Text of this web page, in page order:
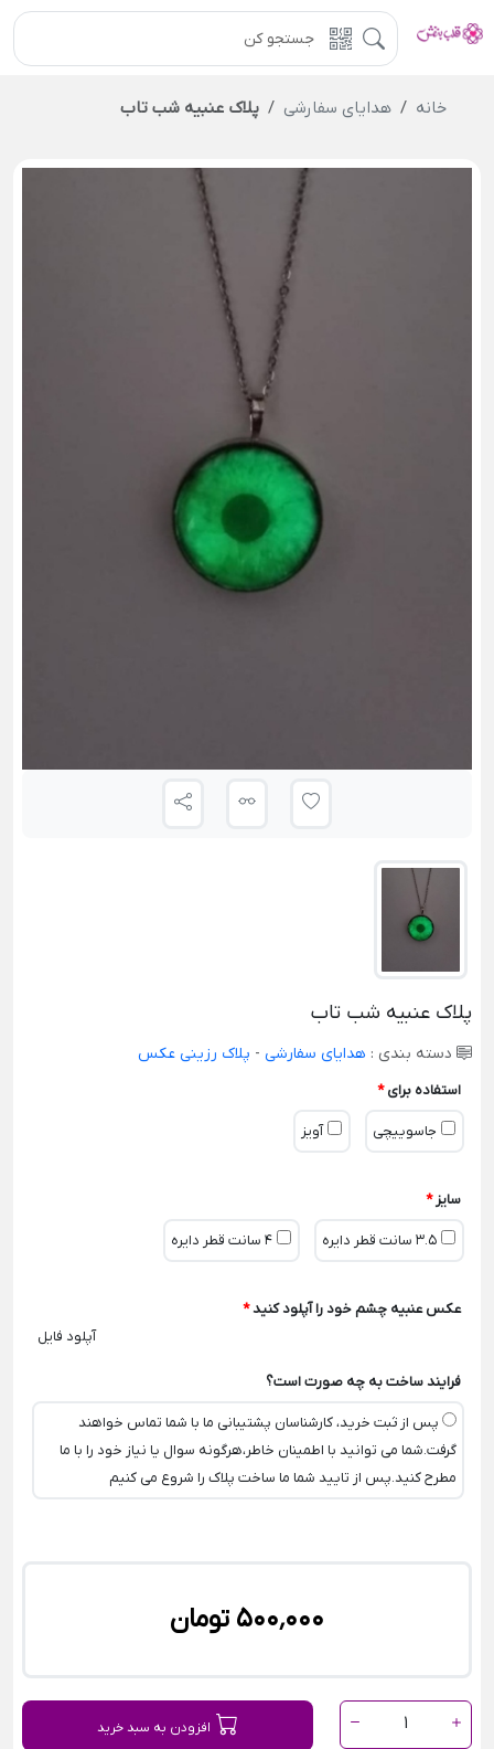
خانه هدایای سفارشی پلاک عنبیه شب تاب
پلاک عنبیه شب تاب
دسته بندی : هدایای سفارشی - پلاک رزینی عکس
استفاده برای *
جاسوییچی آویز
سایز*
3.5 سانت قطر دایره 4 سانت قطر دایره
عکس عنبیه چشم خود را آپلود کنید*
آپلود فایل
فرایند ساخت به چه صورت است؟
پس از ثبت خرید، کارشناسان پشتیبانی ما با شما تماس خواهند
گرفت.شما می توانید با اطمینان خاطر،هرگونه سوال یا نیاز خود را با ما
مطرح کنید.پس از تایید شما ما ساخت پلاک را شروع می کنیم
500٬000 تومان
1 افزودن به سبد خرید